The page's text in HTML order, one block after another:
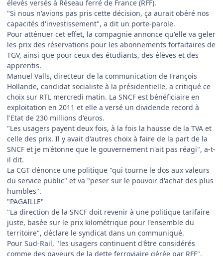
élevés versés à Réseau ferré de France (RFF).
"Si nous n'avions pas pris cette décision, ça aurait obéré nos
capacités d'investissement", a dit un porte-parole.
Pour atténuer cet effet, la compagnie annonce qu'elle va geler
les prix des réservations pour les abonnements forfaitaires de
TGV, ainsi que pour ceux des étudiants, des élèves et des
apprentis.
Manuel Valls, directeur de la communication de François
Hollande, candidat socialiste à la présidentielle, a critiqué ce
choix sur RTL mercredi matin. La SNCF est bénéficiaire en
exploitation en 2011 et elle a versé un dividende record à
l'Etat de 230 millions d'euros.
"Les usagers payent deux fois, à la fois la hausse de la TVA et
celle des prix. Il y avait d'autres choix à faire de la part de la
SNCF et je m'étonne que le gouvernement n'ait pas réagi", a-t-
il dit.
La CGT dénonce une politique "qui tourne le dos aux valeurs
du service public" et va "peser sur le pouvoir d'achat des plus
humbles".
"PAGAILLE"
"La direction de la SNCF doit revenir à une politique tarifaire
juste, basée sur le prix kilométrique pour l'ensemble du
territoire", déclare le syndicat dans un communiqué.
Pour Sud-Rail, "les usagers continuent d'être considérés
comme des payeurs de la dette ferroviaire gérée par RFF".